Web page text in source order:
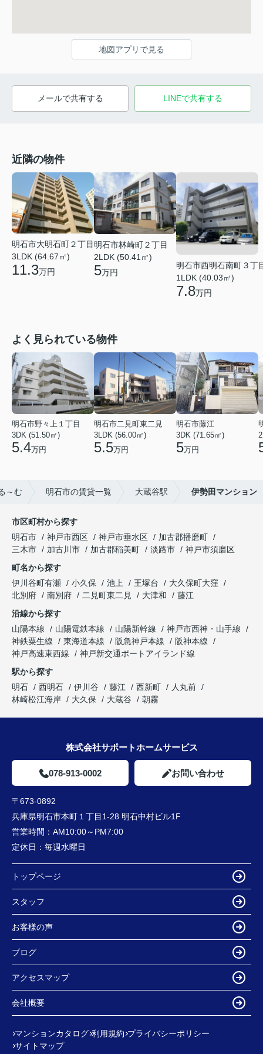
地図アプリで見る
メールで共有する LINEで共有する
近隣の物件
明石市大明石町２丁目
3LDK (64.67㎡)
11.3万円
明石市林崎町２丁目
2LDK (50.41㎡)
5万円
明石市西明石南町３丁
1LDK (40.03㎡)
7.8万円
よく見られている物件
明石市野々上１丁目
3DK (51.50㎡)
5.4万円
明石市二見町東二見
3LDK (56.00㎡)
5.5万円
明石市藤江
3DK (71.65㎡)
5万円
～む 明石市の賃貸一覧 大蔵谷駅 伊勢田マンション
市区町村から探す
明石市
神戸市西区 神戸市垂水区
加古郡播磨町
三木市
加古川市 加古郡稲美町 淡路市
神戸市須磨区
町名から探す
伊川谷町有瀬
小久保 池上 王塚台
大久保町大窪
北別府
南別府 二見町東二見 大津和
藤江
沿線から探す
山陽本線
山陽電鉄本線 山陽新幹線
神戸市西神・山手線
神鉄粟生線
東海道本線 阪急神戸本線
阪神本線
神戸高速東西線
神戸新交通ポートアイランド線
駅から探す
明石
西明石 伊川谷 藤江 西新町
人丸前
林崎松江海岸
大久保 大蔵谷 朝霧
株式会社サポートホームサービス
078-913-0002 お問い合わせ
〒673-0892
兵庫県明石市本町１丁目1-28 明石中村ビル1F
営業時間： AM10:00～PM7:00
定休日： 毎週水曜日
トップページ
スタッフ
お客様の声
ブログ
アクセスマップ
会社概要
マンションカタログ 利用規約 プライバシーポリシー
サイトマップ